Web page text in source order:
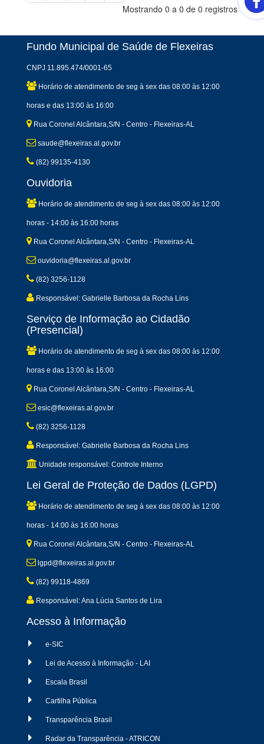
Mostrando 0 a 0 de 0 registros
Fundo Municipal de Saúde de Flexeiras
CNPJ 11.895.474/0001-65
Horário de atendimento de seg à sex das 08:00 às 12:00
horas e das 13:00 às 16:00
Rua Coronel Alcântara,S/N - Centro - Flexeiras-AL
saude@flexeiras.al.gov.br
(82) 99135-4130
Ouvidoria
Horário de atendimento de seg à sex das 08:00 às 12:00
horas - 14:00 às 16:00 horas
Rua Coronel Alcântara,S/N - Centro - Flexeiras-AL
ouvidoria@flexeiras.al.gov.br
(82) 3256-1128
Responsável: Gabrielle Barbosa da Rocha Lins
Serviço de Informação ao Cidadão
(Presencial)
Horário de atendimento de seg à sex das 08:00 às 12:00
horas e das 13:00 às 16:00
Rua Coronel Alcântara,S/N - Centro - Flexeiras-AL
esic@flexeiras.al.gov.br
(82) 3256-1128
Responsável: Gabrielle Barbosa da Rocha Lins
Unidade responsável: Controle Interno
Lei Geral de Proteção de Dados (LGPD)
Horário de atendimento de seg à sex das 08:00 às 12:00
horas - 14:00 às 16:00 horas
Rua Coronel Alcântara,S/N - Centro - Flexeiras-AL
lgpd@flexeiras.al.gov.br
(82) 99118-4869
Responsável: Ana Lúcia Santos de Lira
Acesso à Informação
e-SIC
Lei de Acesso à Informação - LAI
Escala Brasil
Cartilha Pública
Transparência Brasil
Radar da Transparência - ATRICON